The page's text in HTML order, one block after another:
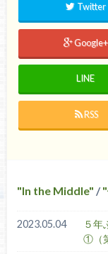
Twitter
Google+
LINE
RSS
In the Middle /
2023.05.04
５年
①（